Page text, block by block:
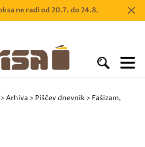
ne radi od 20.7. do 24.8.
> Arhiva > Piščev dnevnik > Fašizam,